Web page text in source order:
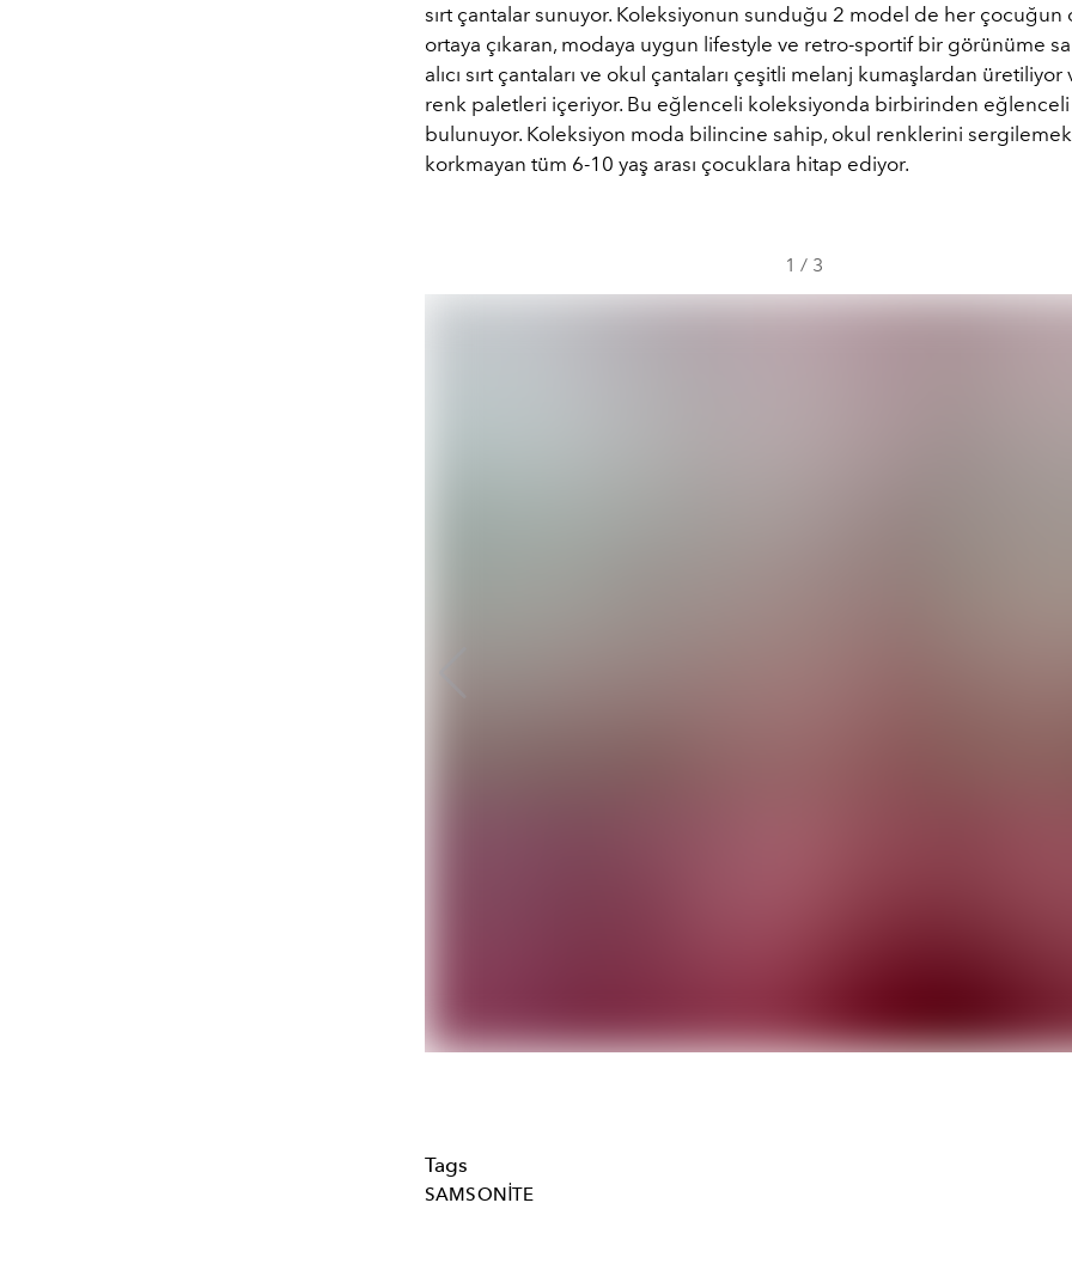
sırt çantalar sunuyor. Koleksiyonun sunduğu 2 model de her çocuğun
ortaya çıkaran, modaya uygun lifestyle ve retro-sportif bir görünüme
alıcı sırt çantaları ve okul çantaları çeşitli melanj kumaşlardan
renk paletleri içeriyor. Bu eğlenceli koleksiyonda birbirinden
bulunuyor. Koleksiyon moda bilincine sahip, okul renklerini
korkmayan tüm 6-10 yaş arası çocuklara hitap ediyor.
1 / 3
Tags
SAMSONITE